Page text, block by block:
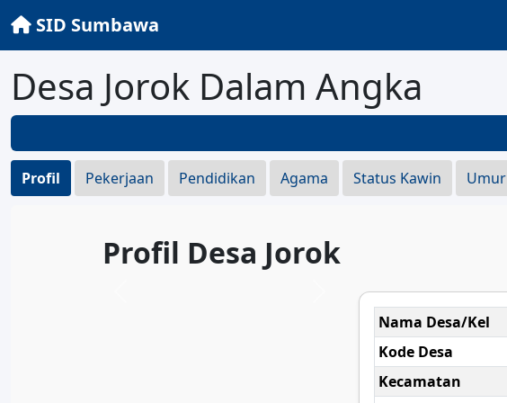
SID Sumbawa
Desa Jorok Dalam Angka
Profil Pekerjaan Pendidikan Agama Status Kawin Umur
Profil Desa Jorok
Nama Desa/Kel
Kode Desa
Kecamatan